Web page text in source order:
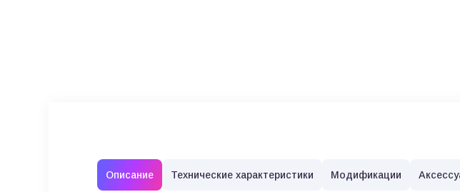
Описание Технические характеристики Модификации